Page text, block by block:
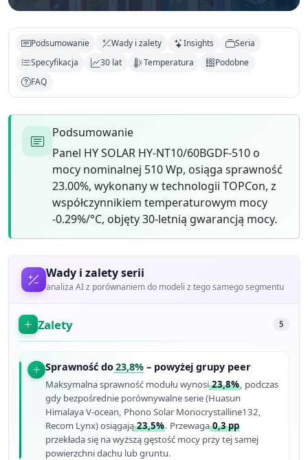
Podsumowanie Wady i zalety Insights
Seria
Specyfikacja
30 lat Temperatura
Podobne
FAQ
Podsumowanie
Panel HY SOLAR HY-NT10/60BGDF-510 o
mocy nominalnej 510 Wp, osiąga sprawność
23.00%, wykonany w technologii TOPCon, z
współczynnikiem temperaturowym mocy
-0.29%/°C, objęty 30-letnią gwarancją mocy.
Wady i zalety serii
analiza AI z porównaniem do modeli z tego samego segmentu
Zalety 5
Sprawność do23,8% – powyżej grupy peer
Maksymalna sprawność modułu wynosi23,8%, podczas
gdy bezpośrednie porównywalne serie (Huasun
Himalaya V-ocean, Phono Solar Monocrystalline132,
Recom Lynx) osiągają23,5%. Przewaga0,3 pp
przekłada się na wyższą gęstość mocy przy tej samej
powierzchni dachu lub gruntu.